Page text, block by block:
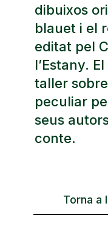
dibuixos
blauet i el
editat pel
l’Estany.
taller
peculiar
seus
conte.
Torna a